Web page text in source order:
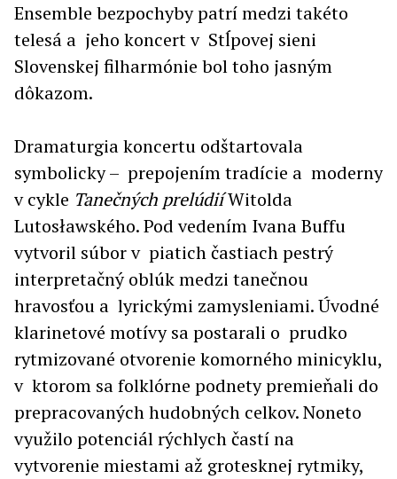
Ensemble bezpochyby patrí medzi takéto
telesá a jeho koncert v Stĺpovej sieni
Slovenskej filharmónie bol toho jasným
dôkazom.
Dramaturgia koncertu odštartovala
symbolicky – prepojením tradície a moderny
v cykle Tanečných prelúdiíWitolda
Lutosławského. Pod vedením Ivana Buffu
vytvoril súbor v piatich častiach pestrý
interpretačný oblúk medzi tanečnou
hravosťou a lyrickými zamysleniami. Úvodné
klarinetové motívy sa postarali o prudko
rytmizované otvorenie komorného minicyklu,
v ktorom sa folklórne podnety premieňali do
prepracovaných hudobných celkov. Noneto
využilo potenciál rýchlych častí na
vytvorenie miestami až grotesknej rytmiky,